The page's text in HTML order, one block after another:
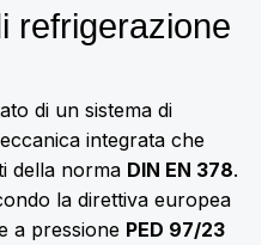
refrigerazione
di un sistema di
integrata che
della norma DIN EN 378.
la direttiva europea
a pressione PED 97/23